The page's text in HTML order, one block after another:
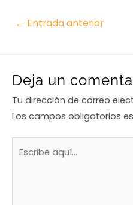
← Entrada anterior
Deja un
Tu dirección de correo
Los campos obligatorios